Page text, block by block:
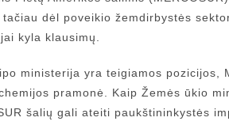
tačiau dėl poveikio žemdirbystės
kyla klausimų.
ministerija yra teigiamos
pramonė. Kaip Žemės ūkio
šalių gali ateiti paukštininkystės